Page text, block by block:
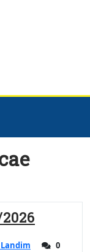
0